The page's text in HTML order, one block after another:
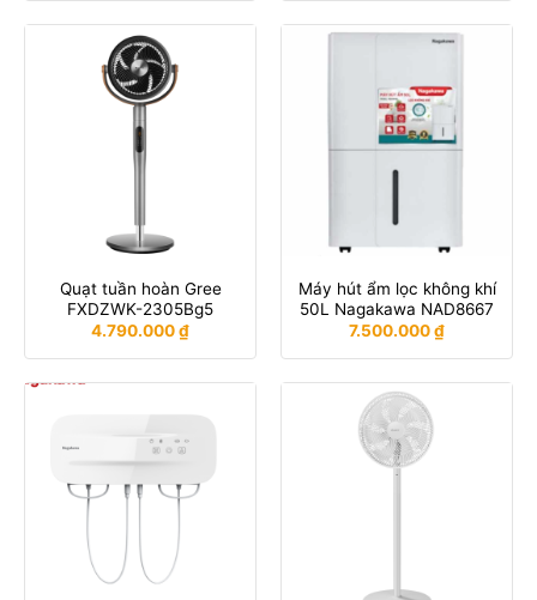
Quạt tuần hoàn Gree
FXDZWK-2305Bg5
4.790.000₫
Máy hút ẩm lọc không khí
50L Nagakawa NAD8667
7.500.000₫